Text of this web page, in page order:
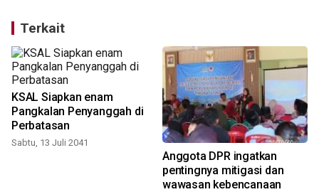
Terkait
KSAL Siapkan enam
Pangkalan Penyanggah di
Perbatasan
Sabtu, 13 Juli 2041
Anggota DPR ingatkan
pentingnya mitigasi dan
wawasan kebencanaan